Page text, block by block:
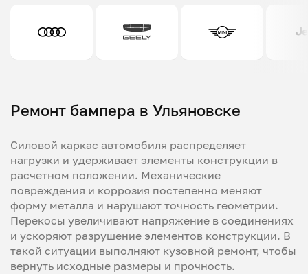
Ремонт бампера в Ульяновске
Силовой каркас автомобиля распределяет
нагрузки и удерживает элементы конструкции в
расчетном положении. Механические
повреждения и коррозия постепенно меняют
форму металла и нарушают точность геометрии.
Перекосы увеличивают напряжение в соединениях
и ускоряют разрушение элементов конструкции. В
такой ситуации выполняют кузовной ремонт, чтобы
вернуть исходные размеры и прочность.